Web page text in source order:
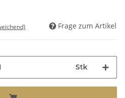
Frage zum Artikel
Stk